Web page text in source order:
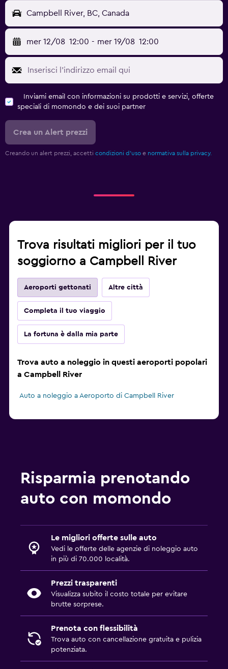
Campbell River, BC, Canada
mer 12/08 12:00 - mer 19/08 12:00
Inviami email con informazioni su prodotti e servizi, offerte
speciali di momondo e dei suoi partner
Crea un Alert prezzi
Creando un alert prezzi, accetti condizioni d'uso e normativa sulla privacy.
Trova risultati migliori per il tuo
soggiorno a Campbell River
Aeroporti gettonati Altre città
Completa il tuo viaggio
La fortuna è dalla mia parte
Trova auto a noleggio in questi aeroporti popolari
a Campbell River
Auto a noleggio a Aeroporto di Campbell River
Risparmia prenotando
auto con momondo
Le migliori offerte sulle auto
Vedi le offerte delle agenzie di noleggio auto
in più di 70.000 località.
Prezzi trasparenti
Visualizza subito il costo totale per evitare
brutte sorprese.
Prenota con flessibilità
Trova auto con cancellazione gratuita e pulizia
potenziata.